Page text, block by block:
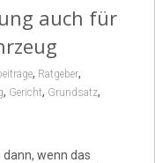
auch für
, Ratgeber,
, Gericht, Grundsatz,
wenn das